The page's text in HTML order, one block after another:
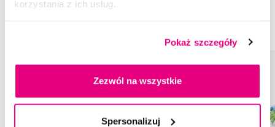
korzystania z ich usług.
Pokaż szczegóły
Zezwól na wszystkie
Spersonalizuj
Soniczne szczoteczki do zębów Philips Sonicare